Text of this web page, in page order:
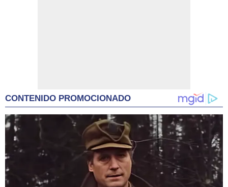
CONTENIDO PROMOCIONADO